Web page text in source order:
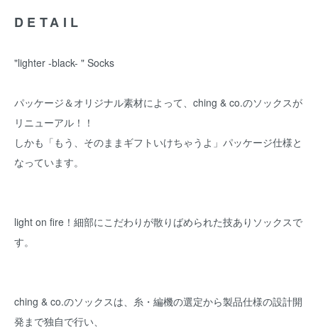
DETAIL
"lighter -black- " Socks
パッケージ＆オリジナル素材によって、ching & co.のソックスが
リニューアル！！
しかも「もう、そのままギフトいけちゃうよ」パッケージ仕様と
なっています。
light on fire！細部にこだわりが散りばめられた技ありソックスで
す。
ching & co.のソックスは、糸・編機の選定から製品仕様の設計開
発まで独自で行い、